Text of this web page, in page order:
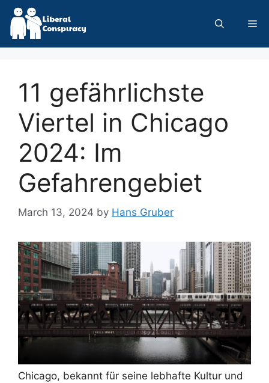
Skip
content
11 gefährlichste
Viertel in Chicago
2024: Im
Gefahrengebiet
March 13, 2024 by Hans Gruber
Chicago, bekannt für seine lebhafte Kultur und